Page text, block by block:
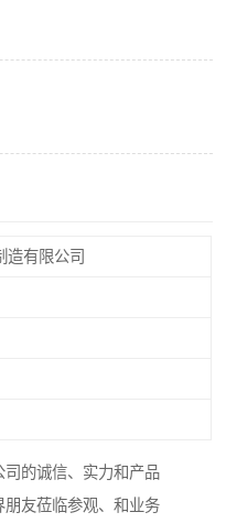
造有限公司
的诚信、实力和产品
友莅临参观、和业务